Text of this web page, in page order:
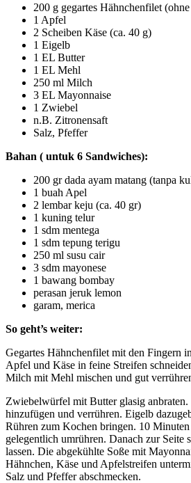
200 g gegartes Hähnchenfilet
1 Apfel
2 Scheiben Käse (ca. 40 g)
1 Eigelb
1 EL Butter
1 EL Mehl
250 ml Milch
3 EL Mayonnaise
1 Zwiebel
n.B. Zitronensaft
Salz, Pfeffer
Bahan ( untuk 6 Sandwiches):
200 gr dada ayam matang (tanpa
1 buah Apel
2 lembar keju (ca. 40 gr)
1 kuning telur
1 sdm mentega
1 sdm tepung terigu
250 ml susu cair
3 sdm mayonese
1 bawang bombay
perasan jeruk lemon
garam, merica
So geht’s weiter:
Gegartes Hähnchenfilet mit den Fingern
Apfel und Käse in feine Streifen
Milch mit Mehl mischen und gut
Zwiebelwürfel mit Butter glasig
hinzufügen und verrühren. Eigelb
Rühren zum Kochen bringen. 10
gelegentlich umrühren. Danach zur Seite
lassen. Die abgekühlte Soße mit
Hähnchen, Käse und Apfelstreifen
Salz und Pfeffer abschmecken.